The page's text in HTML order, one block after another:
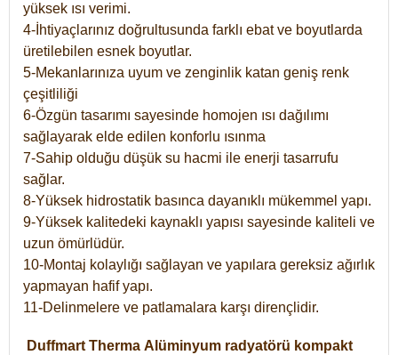
yüksek ısı verimi.
4-İhtiyaçlarınız doğrultusunda farklı ebat ve boyutlarda
üretilebilen esnek boyutlar.
5-Mekanlarınıza uyum ve zenginlik katan geniş renk
çeşitliliği
6-Özgün tasarımı sayesinde homojen ısı dağılımı
sağlayarak elde edilen konforlu ısınma
7-Sahip olduğu düşük su hacmi ile enerji tasarrufu
sağlar.
8-Yüksek hidrostatik basınca dayanıklı mükemmel yapı.
9-Yüksek kalitedeki kaynaklı yapısı sayesinde kaliteli ve
uzun ömürlüdür.
10-Montaj kolaylığı sağlayan ve yapılara gereksiz ağırlık
yapmayan hafif yapı.
11-Delinmelere ve patlamalara karşı dirençlidir.
Duffmart Therma Alüminyum radyatörü kompakt